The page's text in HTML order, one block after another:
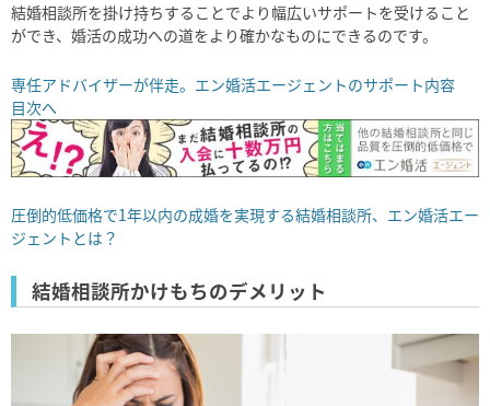
結婚相談所を掛け持ちすることでより幅広いサポートを受けること
ができ、婚活の成功への道をより確かなものにできるのです。
専任アドバイザーが伴走。エン婚活エージェントのサポート内容
目次へ
圧倒的低価格で1年以内の成婚を実現する結婚相談所、エン婚活エー
ジェントとは？
結婚相談所かけもちのデメリット